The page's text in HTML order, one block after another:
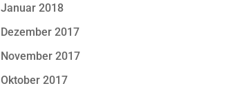
Januar 2018
Dezember 2017
November 2017
Oktober 2017